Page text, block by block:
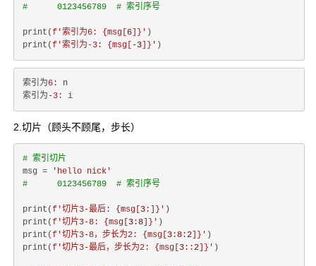
#      0123456789  # 索引序号
print(f'索引为6: {msg[ 6 ]} ' )
print(f'索引为-3: {msg[ -3 ]} '
索引为6 : n
索引为 -3
2.切片（顾头不顾尾，步长）
# 索引切片
msg =
'hello nick'
#      0123456789  # 索引序号
print(f'切片3-最后: {msg[ 3 :]} ' )
print(f'切片3-8: {msg[ 3 :8 ]} ' )
print(f'切片3-8，步长为2: {msg[ 3 :8 :2 ]} ' )
print(f'切片3-最后，步长为2: {msg[ 3 ::2 ]} ' )